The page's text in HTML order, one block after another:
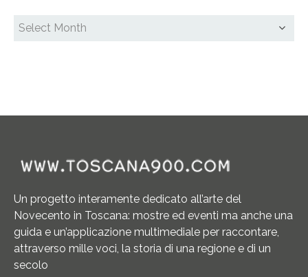
Un progetto interamente dedicato all’arte del
Novecento in Toscana: mostre ed eventi ma anche una
guida e un’applicazione multimediale per raccontare,
attraverso mille voci, la storia di una regione e di un
secolo